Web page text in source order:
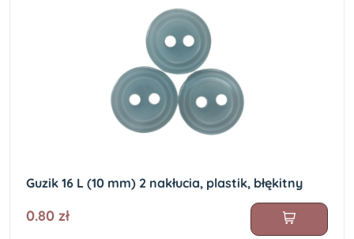
Guzik 16 L (10 mm) 2 nakłucia, plastik, błękitny
0.80 zł